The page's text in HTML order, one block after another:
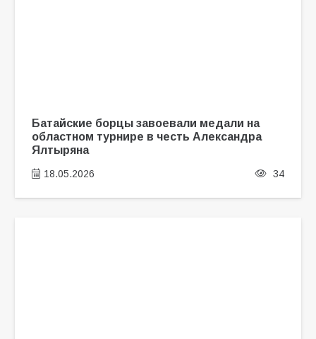
Батайские борцы завоевали медали на
областном турнире в честь Александра
Ялтыряна
18.05.2026 34